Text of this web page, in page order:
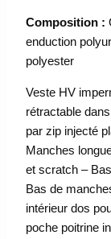
Composition :
enduction
polyester
Veste HV
rétractable
par zip injecté
Manches
et scratch –
Bas de
intérieur dos
poche poitrine